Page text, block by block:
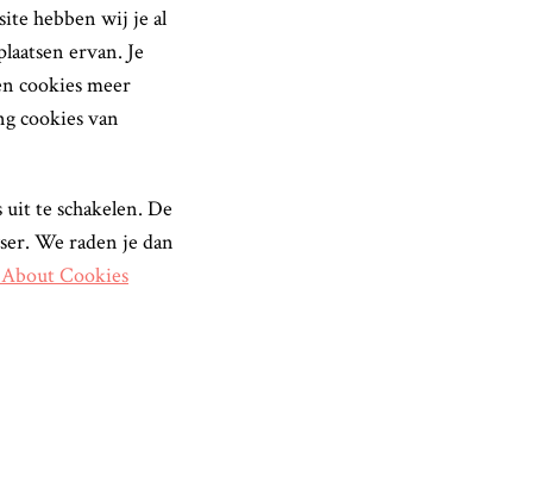
hebben wij je al
ervan. Je
cookies meer
cookies van
te schakelen. De
We raden je dan
Cookies